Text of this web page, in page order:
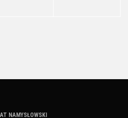
NAMYSŁOWSKI